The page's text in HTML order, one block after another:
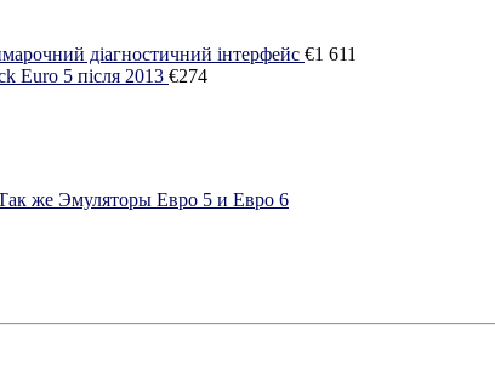
діагностичний інтерфейс €1 611
Euro 5 після 2013 €274
же Эмуляторы Евро 5 и Евро 6